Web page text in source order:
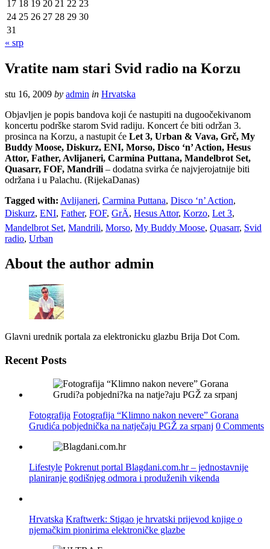
17 18 19 20 21 22 23
24 25 26 27 28 29 30
31
« srp
Vratite nam stari Svid radio na Korzu
stu 16, 2009 by admin in Hrvatska
Objavljen je popis bandova koji će nastupiti na dugoočekivanom
koncertu podrške starom Svid radiju. Koncert će biti održan 3.
prosinca na Korzu, a nastupit će Let 3, Urban & Vava, Grč, My
Buddy Moose, Diskurz, ENI, Morso, Disco ‘n’ Action, Hesus
Attor, Father, Avlijaneri, Carmina Puttana, Mandelbrot Set,
Quasarr, FOF, Mandrili – dodatna svirka će najvjerojatnije biti
održana i u Palachu. (RijekaDanas)
Tagged with: Avlijaneri, Carmina Puttana, Disco ‘n’ Action,
Diskurz, ENI, Father, FOF, GrÄ, Hesus Attor, Korzo, Let 3,
Mandelbrot Set, Mandrili, Morso, My Buddy Moose, Quasarr, Svid
radio, Urban
About the author admin
Glavni urednik portala za elektronicku glazbu Brija Dot Com.
Recent Posts
Fotografija Fotografija “Klimno nakon nevere” Gorana
Grudića pobjednička na natječaju PGŽ za srpanj 0 Comments
Lifestyle Pokrenut portal Blagdani.com.hr – jednostavnije
planiranje godišnjeg odmora i produženih vikenda
Hrvatska Kraftwerk: Stigao je hrvatski prijevod knjige o
njemačkim pionirima elektroničke glazbe